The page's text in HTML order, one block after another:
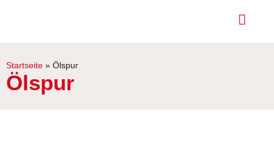
Startseite » Ölspur
Ölspur